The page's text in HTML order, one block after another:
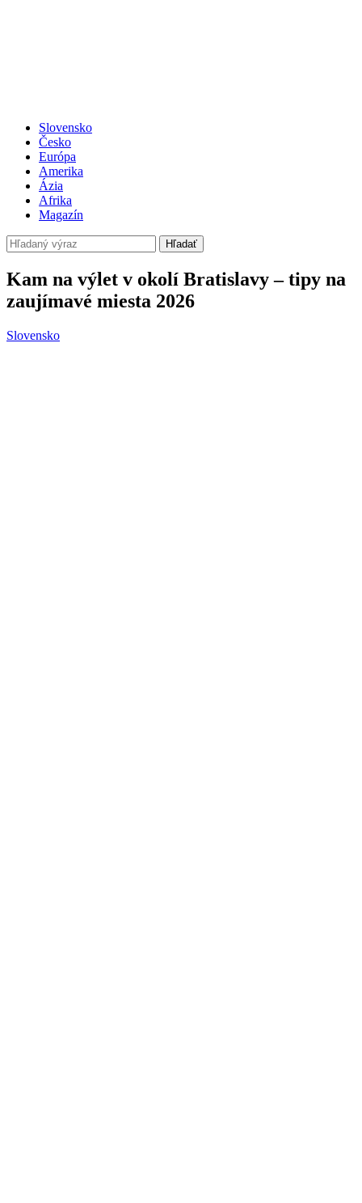
Slovensko
Česko
Európa
Amerika
Ázia
Afrika
Magazín
Hľadať
Kam na výlet v okolí Bratislavy – tipy na
zaujímavé miesta 2026
Slovensko